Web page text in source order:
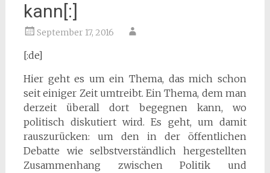
kann[:]
September 17, 2016
[:de]
Hier geht es um ein Thema, das mich schon
seit einiger Zeit umtreibt. Ein Thema, dem man
derzeit überall dort begegnen kann, wo
politisch diskutiert wird. Es geht, um damit
rauszurücken: um den in der öffentlichen
Debatte wie selbstverständlich hergestellten
Zusammenhang zwischen Politik und